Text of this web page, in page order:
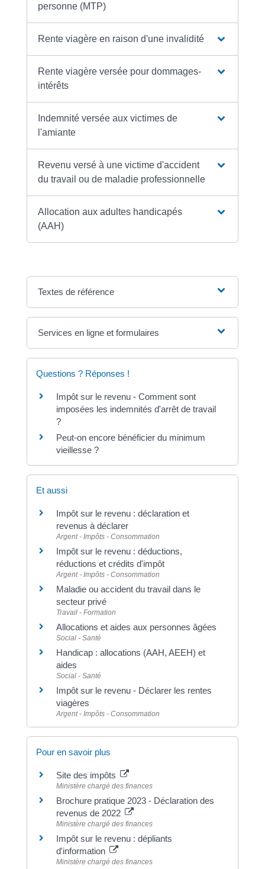
personne (MTP)
Rente viagère en raison d'une invalidité
Rente viagère versée pour dommages-
intérêts
Indemnité versée aux victimes de
l'amiante
Revenu versé à une victime d'accident
du travail ou de maladie professionnelle
Allocation aux adultes handicapés
(AAH)
Textes de référence
Services en ligne et formulaires
Questions ? Réponses !
Impôt sur le revenu - Comment sont
imposées les indemnités d'arrêt de travail
?
Peut-on encore bénéficier du minimum
vieillesse ?
Et aussi
Impôt sur le revenu : déclaration et
revenus à déclarer
Argent - Impôts - Consommation
Impôt sur le revenu : déductions,
réductions et crédits d'impôt
Argent - Impôts - Consommation
Maladie ou accident du travail dans le
secteur privé
Travail - Formation
Allocations et aides aux personnes âgées
Social - Santé
Handicap : allocations (AAH, AEEH) et
aides
Social - Santé
Impôt sur le revenu - Déclarer les rentes
viagères
Argent - Impôts - Consommation
Pour en savoir plus
Site des impôts
Ministère chargé des finances
Brochure pratique 2023 - Déclaration des
revenus de 2022
Ministère chargé des finances
Impôt sur le revenu : dépliants
d'information
Ministère chargé des finances